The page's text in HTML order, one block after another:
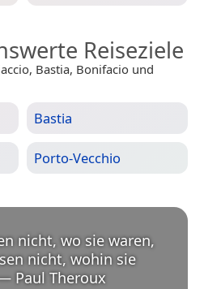
Reiseziele
Bastia, Bonifacio und
Bastia
Porto-Vecchio
nicht, wo sie waren,
nicht, wohin sie
Paul Theroux